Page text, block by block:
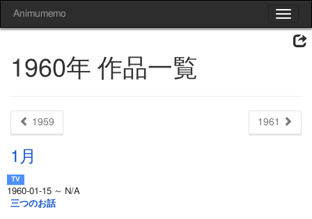
Toggle
Animumemo
1960年 作品一覧
1959 1961
1月
1960-01-15 ～ N/A
三つのお話